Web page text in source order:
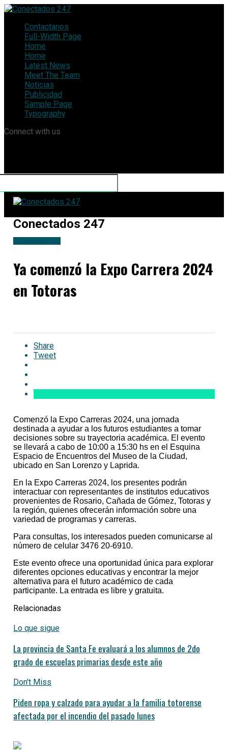
Contactanos
Full-Width Page
Home
Home
Latest News
Meet The Team
Noticias
Publicidad
Sample Page
Typography
Connect with us
Conectados 247
Ya comenzó la Expo Carrera 2024
en Totoras
Share
Tweet
Comenzó la Expo Carreras 2024, una jornada
destinada a ayudar a los futuros estudiantes a tomar
decisiones sobre su trayectoria académica. El evento
se llevará a cabo de 10:00 a 15:30 hs en el Esquina
Espacio de Encuentros del Museo de la Ciudad,
ubicado en San Lorenzo y Laprida.
En la Expo Carreras 2024, los presentes podrán
interactuar con representantes de institutos educativos
provenientes de Rosario, Cañada de Gómez, Totoras y
la región, quienes ofrecerán información sobre una
variedad de programas y carreras.
Para consultas, los interesados pueden comunicarse al
número de celular 3476 20-6910.
Este evento ofrece una oportunidad única para explorar
diferentes opciones educativas y encontrar la mejor
alternativa para el futuro académico de cada
participante. La entrada es libre y gratuita.
Relacionadas
Lo que sigue
La provincia de Santa Fe evaluará a los alumnos de 2do
grado de escuelas primarias desde este año
Don't Miss
Piden ropa y calzado para ayudar a la familia totorense
afectada por el incendio del pasado lunes